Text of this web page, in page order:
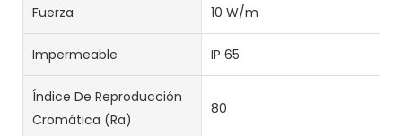
Fuerza 10 W/m
Impermeable IP 65
Índice De Reproducción
Cromática (Ra)
80